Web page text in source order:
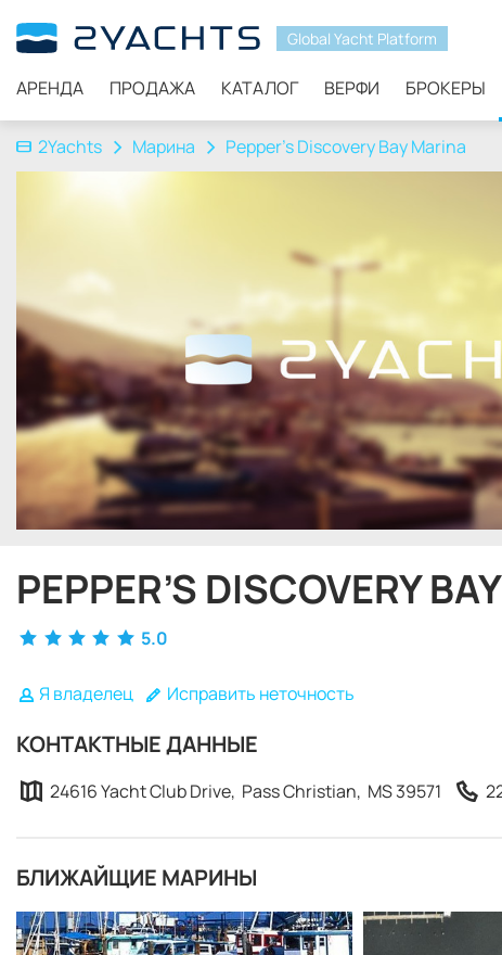
Global Yacht Platform
АРЕНДА ПРОДАЖА КАТАЛОГ ВЕРФИ БРОКЕРЫ
2Yachts Марина Pepper’s Discovery Bay Marina
PEPPER’S DISCOVERY
5.0
Я владелец Исправить неточность
КОНТАКТНЫЕ ДАННЫЕ
24616 Yacht Club Drive, Pass Christian, MS 39571
БЛИЖАЙЩИЕ МАРИНЫ